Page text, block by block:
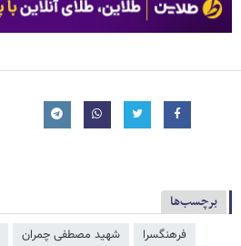
برچسب‌ها
فرهنگسرا شهید مصطفی چمران